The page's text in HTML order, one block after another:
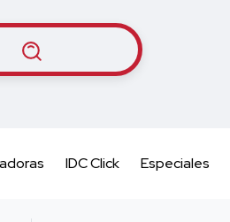
IDC Click Especiales